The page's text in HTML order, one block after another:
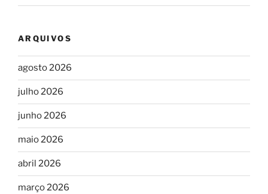
ARQUIVOS
agosto 2026
julho 2026
junho 2026
maio 2026
abril 2026
março 2026